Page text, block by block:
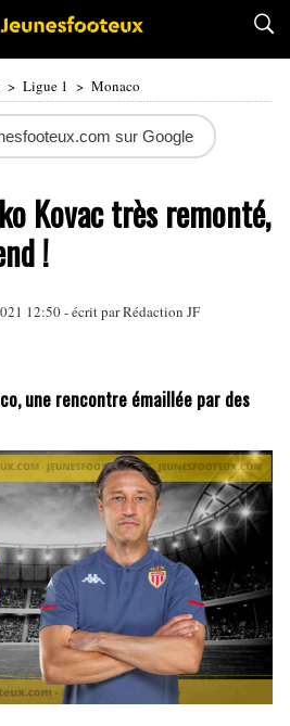
> Ligue 1 > Monaco
sur Google
Kovac très remonté,
!
12:50 - écrit par Rédaction JF
une rencontre émaillée par des